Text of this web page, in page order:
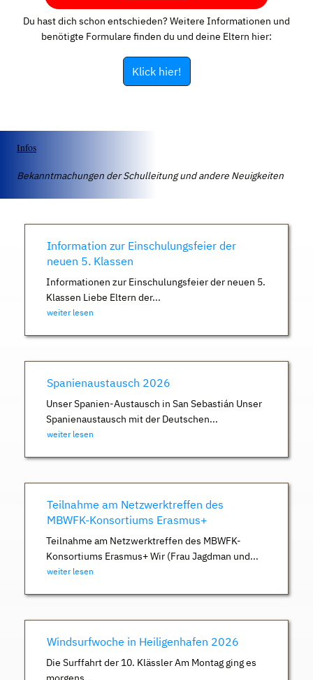
Du hast dich schon entschieden? Weitere Informationen und
benötigte Formulare finden du und deine Eltern hier:
Klick hier!
Infos
Bekanntmachungen der Schulleitung und andere Neuigkeiten
Information zur Einschulungsfeier der
neuen 5. Klassen
Informationen zur Einschulungsfeier der neuen 5.
Klassen Liebe Eltern der...
weiter lesen
Spanienaustausch 2026
Unser Spanien-Austausch in San Sebastián Unser
Spanienaustausch mit der Deutschen...
weiter lesen
Teilnahme am Netzwerktreffen des
MBWFK-Konsortiums Erasmus+
Teilnahme am Netzwerktreffen des MBWFK-
Konsortiums Erasmus+ Wir (Frau Jagdman und...
weiter lesen
Windsurfwoche in Heiligenhafen 2026
Die Surffahrt der 10. Klässler Am Montag ging es